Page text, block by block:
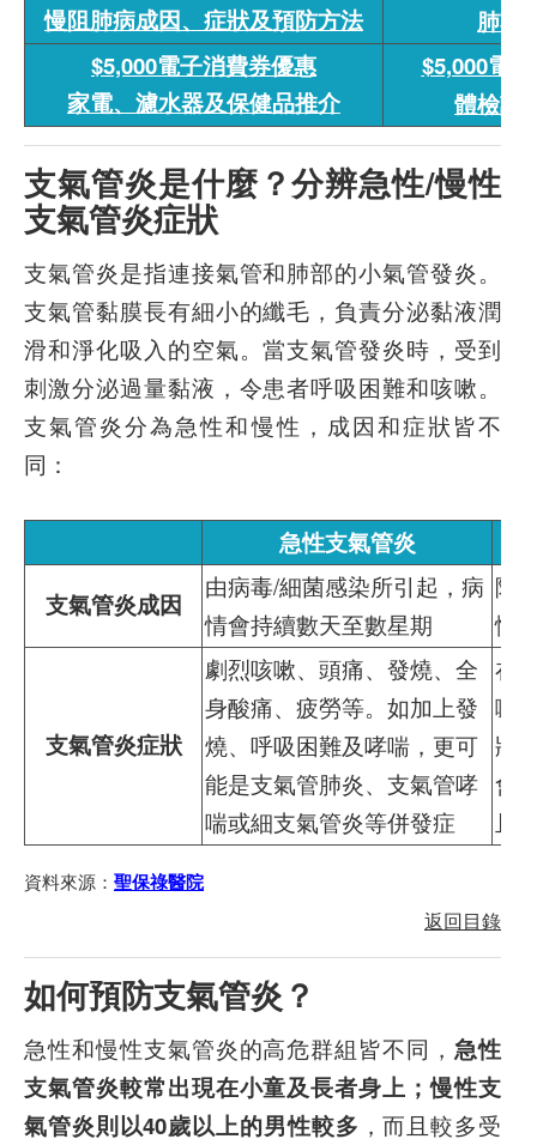
慢阻肺病成因、症狀及預防方法
肺功
$5,000電子消費券優惠
家電、濾水器及保健品推介
$5,000電
體檢計
支氣管炎是什麼？分辨急性/慢性
支氣管炎症狀
支氣管炎是指連接氣管和肺部的小氣管發炎。
支氣管黏膜長有細小的纖毛，負責分泌黏液潤
滑和淨化吸入的空氣。當支氣管發炎時，受到
刺激分泌過量黏液，令患者呼吸困難和咳嗽。
支氣管炎分為急性和慢性，成因和症狀皆不
同：
急性支氣管炎
支氣管炎成因
由病毒/細菌感染所引起，病
情會持續數天至數星期
除
性
支氣管炎症狀
劇烈咳嗽、頭痛、發燒、全
身酸痛、疲勞等。如加上發
燒、呼吸困難及哮喘，更可
能是支氣管肺炎、支氣管哮
喘或細支氣管炎等併發症
在
嗽3
狀
會
且
資料來源： 聖保祿醫院
返回目錄
如何預防支氣管炎？
急性和慢性支氣管炎的高危群組皆不同，急性
支氣管炎較常出現在小童及長者身上；慢性支
氣管炎則以40歲以上的男性較多 ，而且較多受